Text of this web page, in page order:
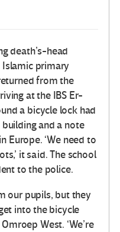
death’s-head
primary
from the
at the IBS Er-
a bicycle lock had
and a note
Europe. ‘We need to
it said. The school
to the police.
our pupils, but they
into the bicycle
West. ‘We’re